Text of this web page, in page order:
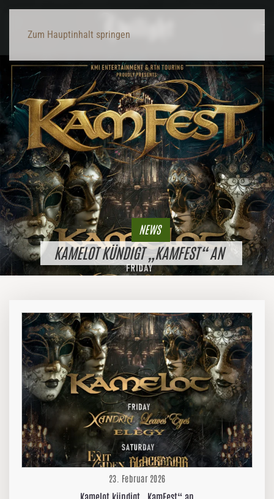
Zum Hauptinhalt springen
NEWS
KAMELOT KÜNDIGT „KAMFEST“ AN
23. Februar 2026
Kamelot kündigt „KamFest“ an